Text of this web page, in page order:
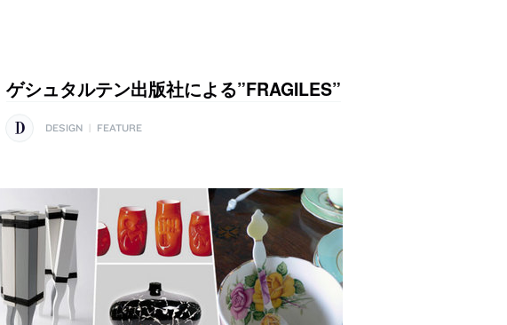
ゲシュタルテン出版社による”FRAGILES”
DESIGN FEATURE